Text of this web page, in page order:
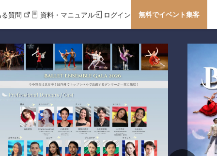
る質問 資料・マニュアル ログイン 無料でイベント集客